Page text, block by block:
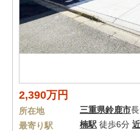
2,390万円
所在地 三重県鈴鹿市
最寄り駅
楠駅 徒歩6分